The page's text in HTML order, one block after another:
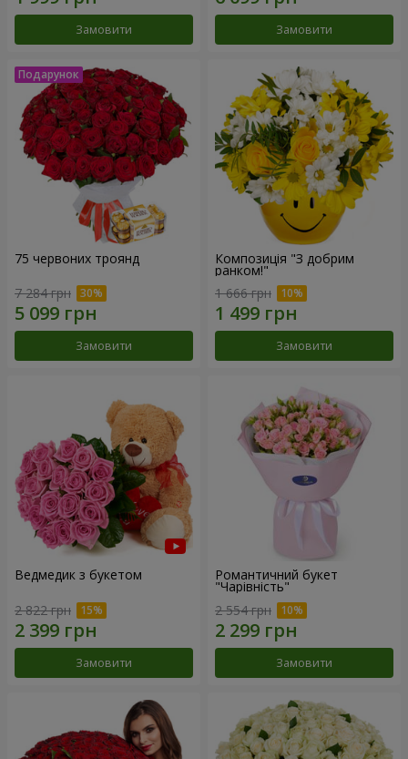
Замовити Замовити
75 червоних троянд
7 284 грн
Замовити
Композиція "З добрим
ранком!"
1 666 грн
Замовити
Ведмедик з букетом
2 822 грн
Замовити
Романтичний букет
"Чарівність"
2 554 грн
Замовити